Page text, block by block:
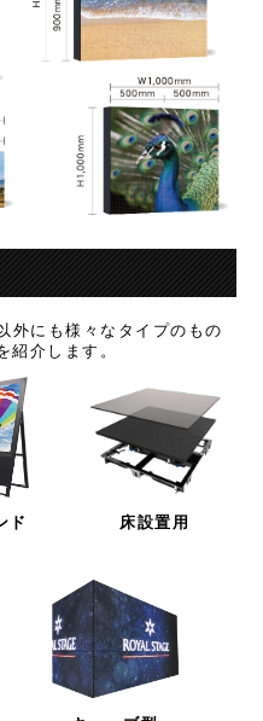
外にも様々なタイプのもの
紹介します。
ド 床設置用